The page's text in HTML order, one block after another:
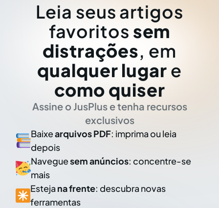
Leia seus artigos
favoritos sem
distrações, em
qualquer lugar e
como quiser
Assine o JusPlus e tenha recursos
exclusivos
Baixearquivos PDF: imprima ou leia
depois
Naveguesem anúncios: concentre-se
mais
Esteja na frente: descubra novas
ferramentas